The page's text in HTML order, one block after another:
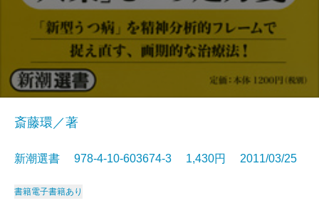
斎藤環／著
新潮選書 978-4-10-603674-3 1,430円 2011/03/25
書籍電子書籍あり